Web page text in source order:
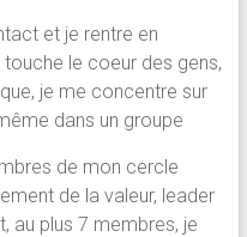
et je rentre en
le coeur des gens,
je me concentre sur
dans un groupe
de mon cercle
de la valeur, leader
au plus 7 membres, je